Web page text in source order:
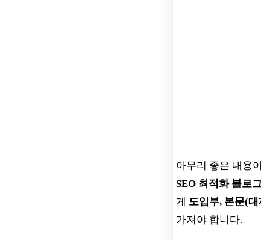
아무리 좋은 내용
SEO 최적화 블로
게 도입부, 본문(
가져야 합니다.